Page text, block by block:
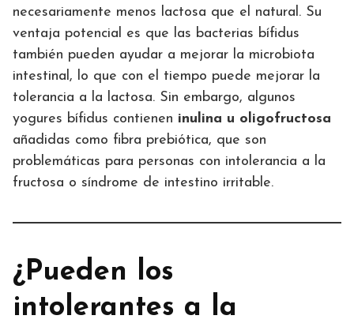
necesariamente menos lactosa que el natural. Su
ventaja potencial es que las bacterias bífidus
también pueden ayudar a mejorar la microbiota
intestinal, lo que con el tiempo puede mejorar la
tolerancia a la lactosa. Sin embargo, algunos
yogures bífidus contienen inulina u oligofructosa
añadidas como fibra prebiótica, que son
problemáticas para personas con intolerancia a la
fructosa o síndrome de intestino irritable.
¿Pueden los
intolerantes a la